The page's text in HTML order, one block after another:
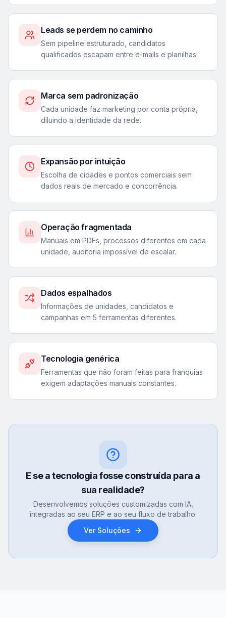
Leads se perdem no caminho
Sem pipeline estruturado, candidatos
qualificados escapam entre e-mails e planilhas.
Marca sem padronização
Cada unidade faz marketing por conta própria,
diluindo a identidade da rede.
Expansão por intuição
Escolha de cidades e pontos comerciais sem
dados reais de mercado e concorrência.
Operação fragmentada
Manuais em PDFs, processos diferentes em cada
unidade, auditoria impossível de escalar.
Dados espalhados
Informações de unidades, candidatos e
campanhas em 5 ferramentas diferentes.
Tecnologia genérica
Ferramentas que não foram feitas para franquias
exigem adaptações manuais constantes.
E se a tecnologia fosse construída para a
sua realidade?
Desenvolvemos soluções customizadas com IA,
integradas ao seu ERP e ao seu fluxo de trabalho.
Ver Soluções